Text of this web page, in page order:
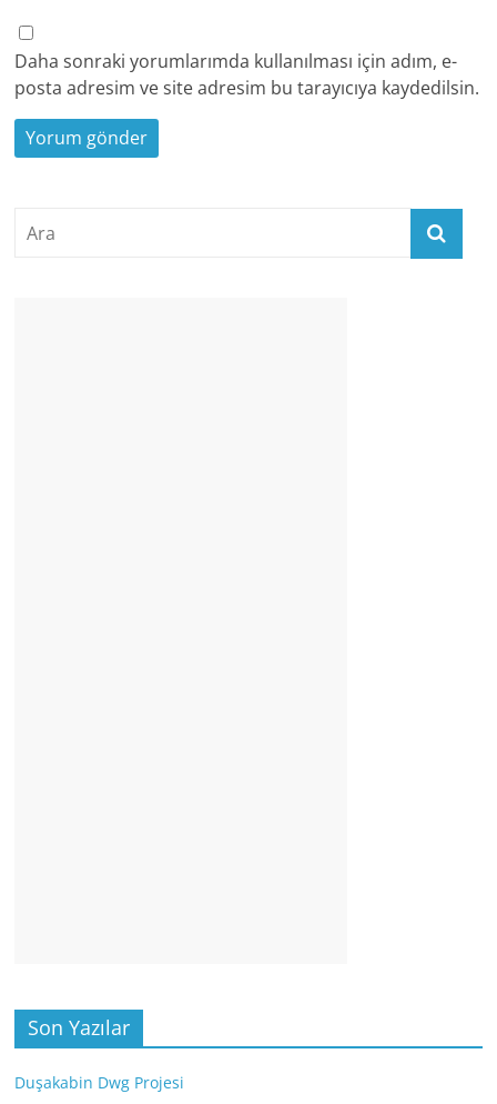
Daha sonraki yorumlarımda kullanılması için adım, e-
posta adresim ve site adresim bu tarayıcıya kaydedilsin.
Son Yazılar
Duşakabin Dwg Projesi